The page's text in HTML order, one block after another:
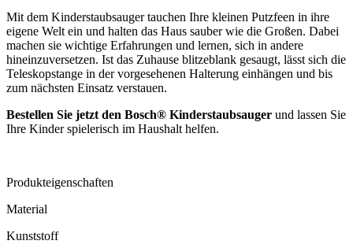
Mit dem Kinderstaubsauger tauchen Ihre kleinen Putzfeen in ihre
eigene Welt ein und halten das Haus sauber wie die Großen. Dabei
machen sie wichtige Erfahrungen und lernen, sich in andere
hineinzuversetzen. Ist das Zuhause blitzeblank gesaugt, lässt sich die
Teleskopstange in der vorgesehenen Halterung einhängen und bis
zum nächsten Einsatz verstauen.
Bestellen Sie jetzt den Bosch® Kinderstaubsauger und lassen Sie
Ihre Kinder spielerisch im Haushalt helfen.
Produkteigenschaften
Material
Kunststoff